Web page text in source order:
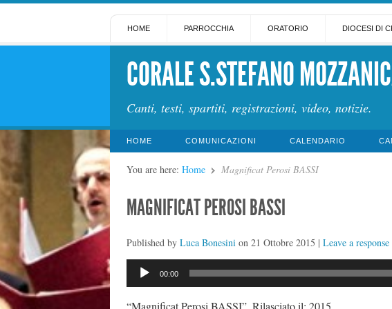
HOME PARROCCHIA ORATORIO DIOCESI DI
CORALE S.STEFANO
Canti, testi, spartiti, registrazioni, video, notizie.
HOME COMUNICAZIONI CALENDARIO
You are here: Home Magnificat Perosi BASSI
MAGNIFICAT PEROSI BASSI
Published by Luca Bonesinion 21 Ottobre 2015 | Leave a response
Audio
Player
00:00
“Magnificat Perosi BASSI”. Rilasciato il: 2015.